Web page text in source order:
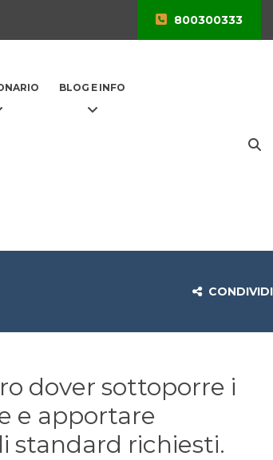
800300333
BLOG E INFO
CONDIVIDI
dover sottoporre i
e apportare
standard richiesti.